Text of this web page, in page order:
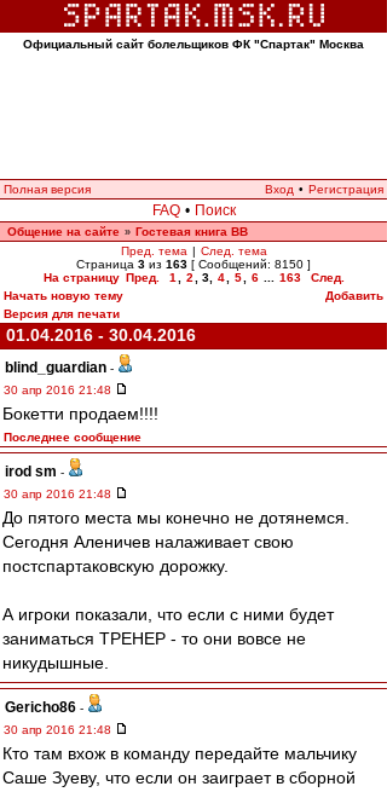
Официальный сайт болельщиков ФК "Спартак" Москва
Полная версия Вход • Регистрация
FAQ • Поиск
Общение на сайте » Гостевая книга ВВ
Пред. тема | След. тема
Страница 3 из 163 [ Сообщений: 8150 ]
На страницу Пред. 1 2 3, 4 5 6 163
След.
Начать новую тему
Добавить
Версия для печати
01.04.2016 - 30.04.2016
blind_guardian -
30 апр 2016 21:48
Бокетти продаем!!!!
Последнее сообщение
irod sm -
30 апр 2016 21:48
До пятого места мы конечно не дотянемся.
Сегодня Аленичев налаживает свою
постспартаковскую дорожку.
А игроки показали, что если с ними будет
заниматься ТРЕНЕР - то они вовсе не
никудышные.
Gericho86 -
30 апр 2016 21:48
Кто там вхож в команду передайте мальчику
Саше Зуеву, что если он заиграет в сборной